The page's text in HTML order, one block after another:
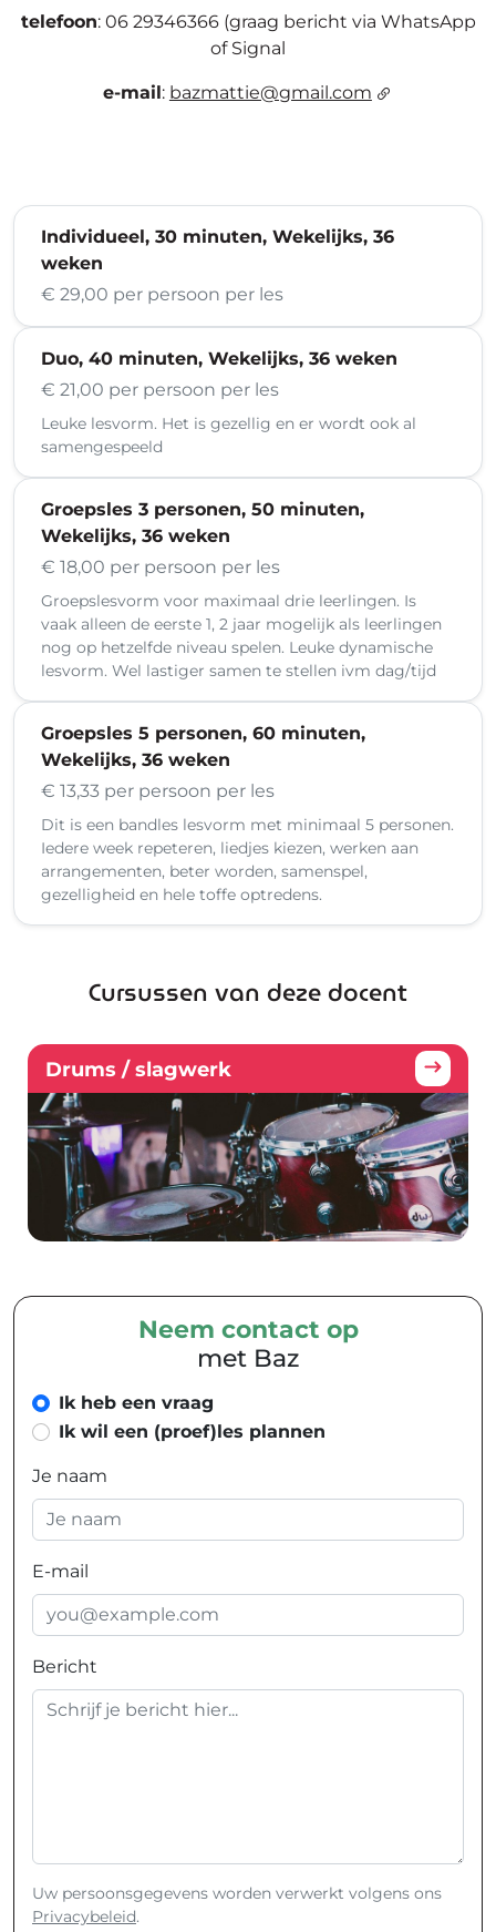
telefoon: 06 29346366 (graag bericht via WhatsApp
of Signal
e-mail: bazmattie@gmail.com
Individueel, 30 minuten, Wekelijks, 36
weken
€ 29,00 per persoon per les
Duo, 40 minuten, Wekelijks, 36 weken
€ 21,00 per persoon per les
Leuke lesvorm. Het is gezellig en er wordt ook al
samengespeeld
Groepsles 3 personen, 50 minuten,
Wekelijks, 36 weken
€ 18,00 per persoon per les
Groepslesvorm voor maximaal drie leerlingen. Is
vaak alleen de eerste 1, 2 jaar mogelijk als leerlingen
nog op hetzelfde niveau spelen. Leuke dynamische
lesvorm. Wel lastiger samen te stellen ivm dag/tijd
Groepsles 5 personen, 60 minuten,
Wekelijks, 36 weken
€ 13,33 per persoon per les
Dit is een bandles lesvorm met minimaal 5 personen.
Iedere week repeteren, liedjes kiezen, werken aan
arrangementen, beter worden, samenspel,
gezelligheid en hele toffe optredens.
Cursussen van deze docent
Drums / slagwerk
Neem contact op
met Baz
Ik heb een vraag
Ik wil een (proef)les plannen
Je naam
E-mail
Bericht
Uw persoonsgegevens worden verwerkt volgens ons
Privacybeleid.